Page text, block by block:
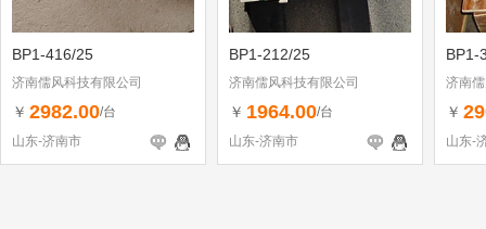
BP1-416/25
济南儒风科技有限公司
￥ 2982.00/台
山东-济南市
BP1-212/25
济南儒风科技有限公司
￥ 1964.00/台
山东-济南市
BP1-
济南
￥
山东-